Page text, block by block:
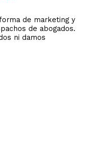
de marketing y
de abogados.
ni damos